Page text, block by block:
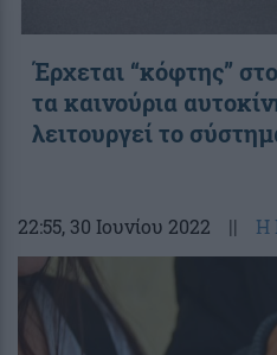
Έρχεται “κόφτης”
τα καινούρια
λειτουργεί το
22:55, 30 Ιουνίου 2022 || Η